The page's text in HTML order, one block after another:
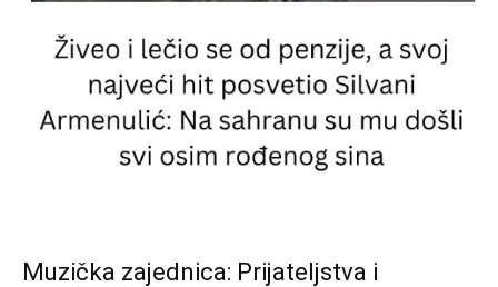
Muzička zajednica: Prijateljstva i